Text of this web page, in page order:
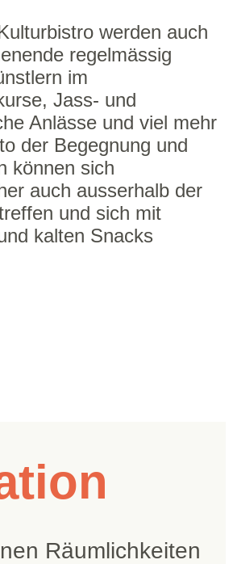
werden auch
regelmässig
im
Jass- und
Anlässe und viel mehr
der Begegnung und
können sich
auch ausserhalb der
und sich mit
kalten Snacks
Räumlichkeiten